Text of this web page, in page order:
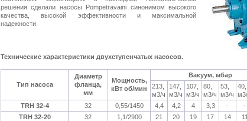
решения сделали насосы Pompetravaini синонимом высокого
качества, высокой эффективности и максимальной
надежности.
Технические характеристики двухступенчатых насосов.
Тип насоса
Диаметр
фланца,
мм
Мощность,
кВт об/мин
Вакуум, мбар
213,
м3/ч
147,
м3/ч
107,
м3/ч
80,
м3/ч
53,
м3/ч
40,
TRH 32-4
32 0,55/1450 4,4 4,2 4 3,3 - -
TRH 32-20
32 1,1/2900 21 20 19 17 14 11